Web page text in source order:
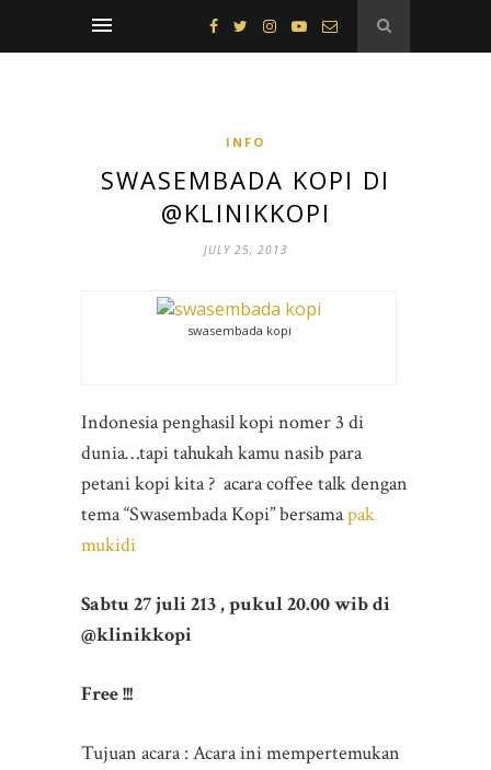
INFO
SWASEMBADA KOPI DI
@KLINIKKOPI
JULY 25, 2013
swasembada kopi
Indonesia penghasil kopi nomer 3 di
dunia…tapi tahukah kamu nasib para
petani kopi kita ? acara coffee talk dengan
tema “Swasembada Kopi” bersamapak
mukidi
Sabtu 27 juli 213 , pukul 20.00 wib di
@klinikkopi
Free !!!
Tujuan acara : Acara ini mempertemukan